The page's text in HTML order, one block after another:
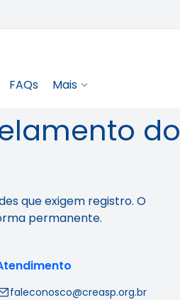
FAQs Mais
do
que exigem registro. O
permanente.
faleconosco@creasp.org.br